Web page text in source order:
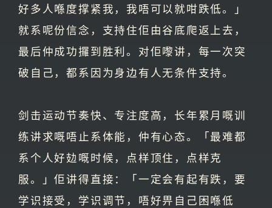
好多人喺度撑紧我，我唔可以就咁跌低。」
就系呢份信念，支持住佢由谷底爬返上去，
最后仲成功攞到胜利。对佢嚟讲，每一次突
破自己，都系因为身边有人无条件支持。
剑击运动节奏快、专注度高，长年累月嘅训
练讲求嘅唔止系体能，仲有心态。「最难都
系个人好攰嘅时候，点样顶住，点样克
服。」佢讲得直接：「一定会有起有跌，要
学识接受，学识调节，唔好畀自己困喺低